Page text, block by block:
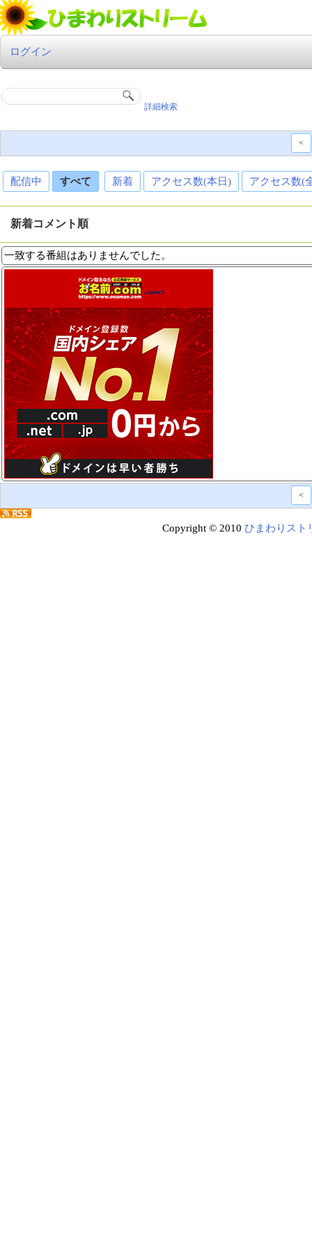
ログイン
詳細検索
<
配信中 すべて 新着 アクセス数(本日) アクセス数(
新着コメント順
一致する番組はありませんでした。
<
Copyright © 2010 ひまわりスト